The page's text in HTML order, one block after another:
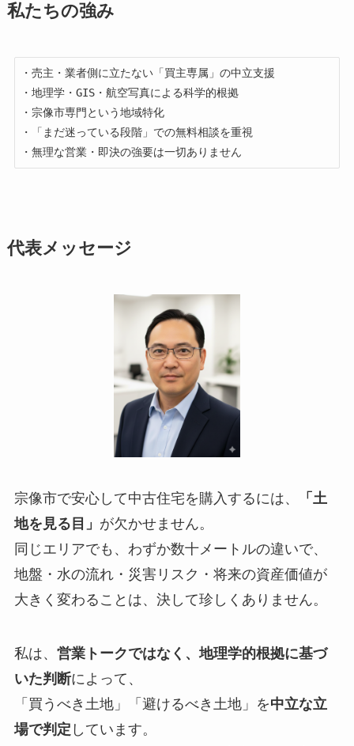
私たちの強み
・売主・業者側に立たない「買主専属」の中立支援
・地理学・GIS・航空写真による科学的根拠
・宗像市専門という地域特化
・「まだ迷っている段階」での無料相談を重視
・無理な営業・即決の強要は一切ありません
代表メッセージ
宗像市で安心して中古住宅を購入するには、
「土
地を見る目」 が欠かせません。
同じエリアでも、わずか数十メートルの違いで、
地盤・水の流れ・災害リスク・将来の資産価値が
大きく変わることは、決して珍しくありません。
私は、 営業トークではなく、地理学的根拠に基づ
いた判断によって、
「買うべき土地」「避けるべき土地」を中立な立
場で判定 しています。